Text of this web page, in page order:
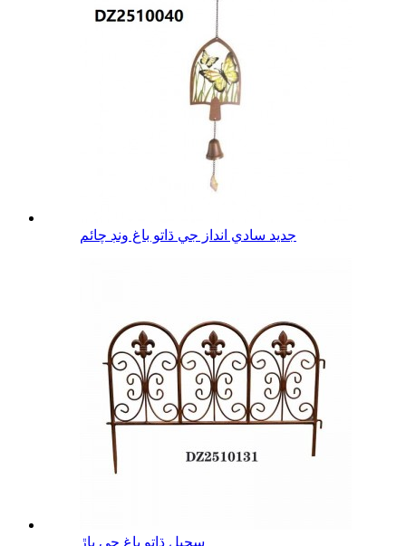
جديد سادي انداز جي ڌاتو باغ ونڊ چائم
سجيل ڌاتو باغ جي باڙ